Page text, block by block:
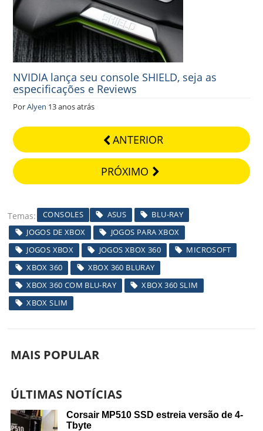
NVIDIA lança seu console SHIELD, seja as
especificações e Reviews
PorAlyen 13 anos atrás
ANTERIOR
PRÓXIMO
Temas CONSOLES ASUS
BLU-RAY
JOGOS DE XBOX
JOGOS PARA XBOX
JOGOS XBOX
JOGOS XBOX 360
MICROSOFT
XBOX 360
XBOX 360 BLURAY
XBOX 360 COM BLU-RAY
XBOX 360 SLIM
XBOX SLIM
MAIS POPULAR
ÚLTIMAS NOTÍCIAS
Corsair MP510 SSD estreia versão de 4-
Tbyte